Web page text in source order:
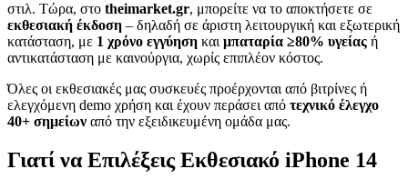
στιλ. Τώρα, στο theimarket.gr, μπορείτε να το αποκτήσετε σε
εκθεσιακή έκδοση – δηλαδή σε άριστη λειτουργική και εξωτερική
κατάσταση, με 1 χρόνο εγγύηση και μπαταρία ≥80% υγείας ή
αντικατάσταση με καινούργια, χωρίς επιπλέον κόστος.
Όλες οι εκθεσιακές μας συσκευές προέρχονται από βιτρίνες ή
ελεγχόμενη demo χρήση και έχουν περάσει από τεχνικό έλεγχο
40+ σημείων από την εξειδικευμένη ομάδα μας.
Γιατί να Επιλέξεις Εκθεσιακό iPhone 14